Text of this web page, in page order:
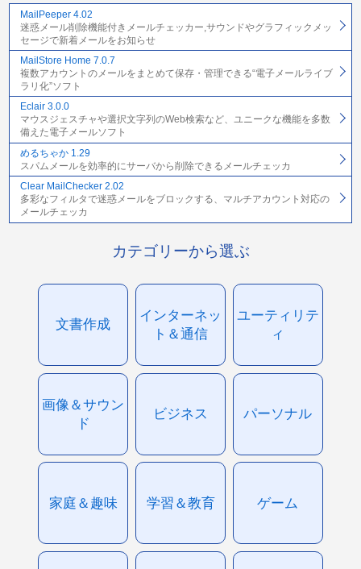
MailPeeper 4.02
迷惑メール削除機能付きメールチェッカー,サウンドやグラフィックメッ
セージで新着メールをお知らせ
MailStore Home 7.0.7
複数アカウントのメールをまとめて保存・管理できる“電子メールライブ
ラリ化”ソフト
Eclair 3.0.0
マウスジェスチャや選択文字列のWeb検索など、ユニークな機能を多数
備えた電子メールソフト
めるちゃか 1.29
スパムメールを効率的にサーバから削除できるメールチェッカ
Clear MailChecker 2.02
多彩なフィルタで迷惑メールをブロックする、マルチアカウント対応の
メールチェッカ
カテゴリーから選ぶ
文書作成
インターネッ
ト＆通信
ユーティリテ
ィ
画像＆サウン
ド
ビジネス パーソナル
家庭＆趣味 学習＆教育 ゲーム